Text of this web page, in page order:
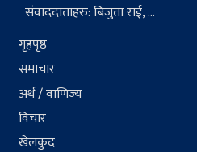
संवाददाताहरु: बिजुता राई, ...
गृहपृष्ठ
समाचार
अर्थ / वाणिज्य
विचार
खेलकुद